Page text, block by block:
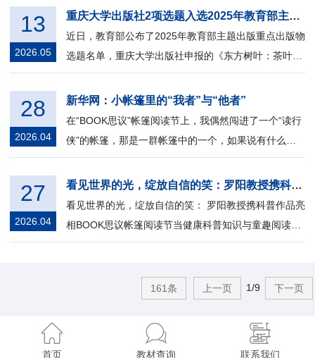
重庆大学出版社2项选题入选2025年教育部主题出版重点出版物
近日，教育部公布了2025年教育部主题出版重点出版物
选题名单，重庆大学出版社申报的《东方树叶：茶叶的
全球史》与《家屋——摩梭母系文化变...
13
2026.05
新华网：小帐篷里的“我者”与“他者”
在“BOOK思议”帐篷阅读节上，我偶然闯进了一个“读行
侠”的帐篷，那是一群帐篷中的一个，如果说有什么特
别，那就是毫不花哨。帐篷中有...
28
2026.04
看见世界的光，绽放自信的笑：罗阳教授携科普作品亮相BOOK思议帐篷阅读节
看见世界的光，绽放自信的笑： 罗阳教授携科普作品亮
相BOOK思议帐篷阅读节当健康科普知识与童趣阅读相
遇，守护孩子健康成长的力量便在书页...
27
2026.04
161条 上一页 1/9 下一页
首页 教材查询 联系我们